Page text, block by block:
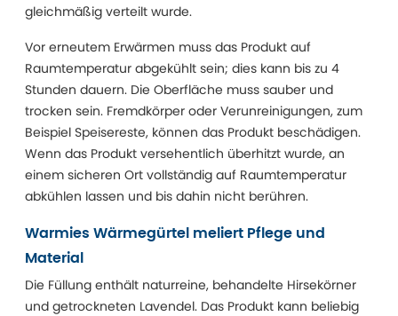
gleichmäßig verteilt wurde.
Vor erneutem Erwärmen muss das Produkt auf
Raumtemperatur abgekühlt sein; dies kann bis zu 4
Stunden dauern. Die Oberfläche muss sauber und
trocken sein. Fremdkörper oder Verunreinigungen, zum
Beispiel Speisereste, können das Produkt beschädigen.
Wenn das Produkt versehentlich überhitzt wurde, an
einem sicheren Ort vollständig auf Raumtemperatur
abkühlen lassen und bis dahin nicht berühren.
Warmies Wärmegürtel meliert Pflege und
Material
Die Füllung enthält naturreine, behandelte Hirsekörner
und getrockneten Lavendel. Das Produkt kann beliebig